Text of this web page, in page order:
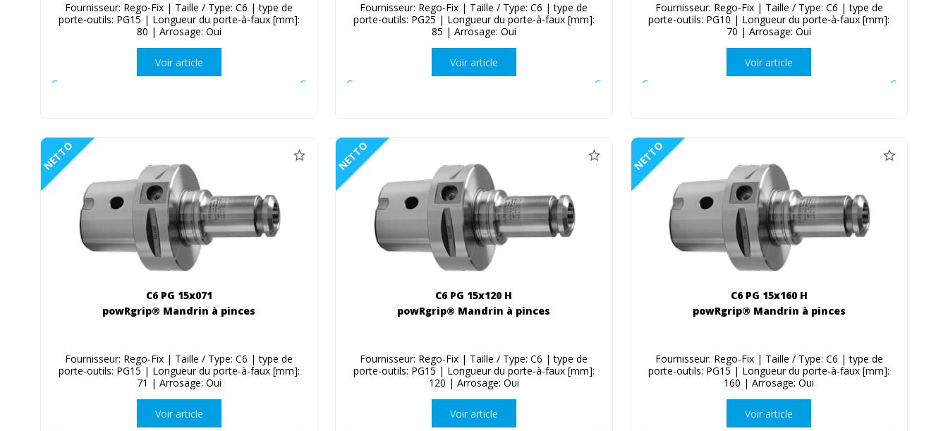
Fournisseur: Rego-Fix | Taille / Type: C6 | type de
porte-outils: PG15 | Longueur du porte-à-faux [mm]:
80 | Arrosage: Oui
Voir article
Fournisseur: Rego-Fix | Taille / Type: C6 | type de
porte-outils: PG25 | Longueur du porte-à-faux [mm]:
85 | Arrosage: Oui
Voir article
Fournisseur: Rego-Fix | Taille / Type: C6 | type de
porte-outils: PG10 | Longueur du porte-à-faux [mm]:
70 | Arrosage: Oui
Voir article
NETTO
C6 PG 15x071
powRgrip® Mandrin à pinces
Fournisseur: Rego-Fix | Taille / Type: C6 | type de
porte-outils: PG15 | Longueur du porte-à-faux [mm]:
71 | Arrosage: Oui
Voir article
NETTO
C6 PG 15x120 H
powRgrip® Mandrin à pinces
Fournisseur: Rego-Fix | Taille / Type: C6 | type de
porte-outils: PG15 | Longueur du porte-à-faux [mm]:
120 | Arrosage: Oui
Voir article
NETTO
C6 PG 15x160 H
powRgrip® Mandrin à pinces
Fournisseur: Rego-Fix | Taille / Type: C6 | type de
porte-outils: PG15 | Longueur du porte-à-faux [mm]:
160 | Arrosage: Oui
Voir article